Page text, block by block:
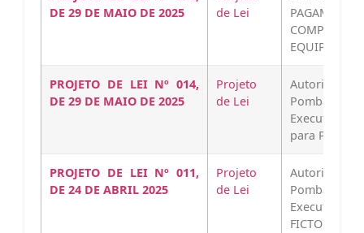
DE 29 DE MAIO DE 2025
de Lei
EQUIPES DE
PROJETO DE LEI Nº 014,
DE 29 DE MAIO DE 2025
Projeto
de Lei
Autoriza o
Pombal,
Executivo,
para
PROJETO DE LEI Nº 011,
DE 24 DE ABRIL 2025
Projeto
de Lei
Autoriza o
Pombal,
Executivo, a
FICTOR